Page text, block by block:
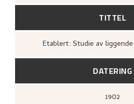
TITTEL
Etablert: Studie av
DATERING
1902